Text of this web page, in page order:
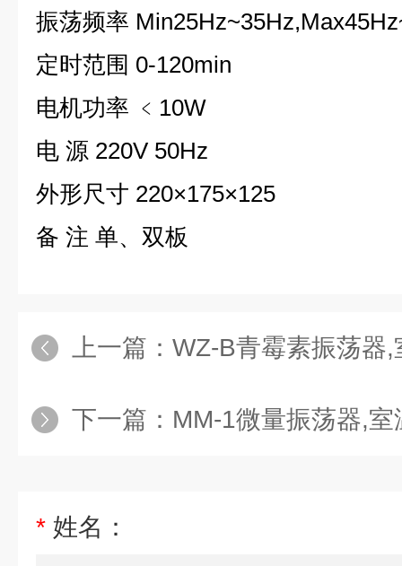
振荡频率
定时范围 0-120min
电机功率 ﹤10W
电 源 220V 50Hz
外形尺寸 220×175×125
备 注 单、双板
上一篇： WZ-B青霉素振荡器,
下一篇： MM-1微量振荡器,室
* 姓名：